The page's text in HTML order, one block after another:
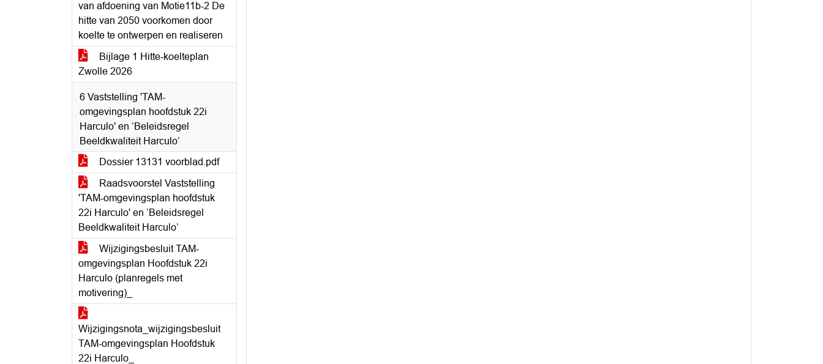
van afdoening van Motie11b-2 De
hitte van 2050 voorkomen door
koelte te ontwerpen en realiseren
Bijlage 1 Hitte-koelteplan
Zwolle 2026
6 Vaststelling 'TAM-
omgevingsplan hoofdstuk 22i
Harculo' en ‘Beleidsregel
Beeldkwaliteit Harculo’
Dossier 13131 voorblad.pdf
Raadsvoorstel Vaststelling
'TAM-omgevingsplan hoofdstuk
22i Harculo' en ‘Beleidsregel
Beeldkwaliteit Harculo’
Wijzigingsbesluit TAM-
omgevingsplan Hoofdstuk 22i
Harculo (planregels met
motivering)_
Wijzigingsnota_wijzigingsbesluit
TAM-omgevingsplan Hoofdstuk
22i Harculo_